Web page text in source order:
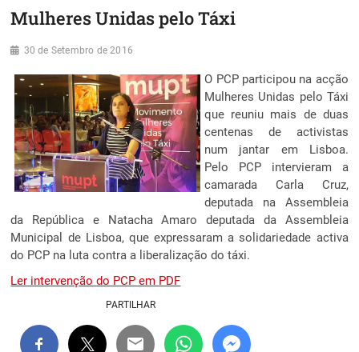
Mulheres Unidas pelo Táxi
30 de Setembro de 2016
O PCP participou na acção
Mulheres Unidas pelo Táxi
que reuniu mais de duas
centenas de activistas
num jantar em Lisboa.
Pelo PCP intervieram a
camarada Carla Cruz,
deputada na Assembleia
da República e Natacha Amaro deputada da Assembleia
Municipal de Lisboa, que expressaram a solidariedade activa
do PCP na luta contra a liberalização do táxi.
Ler intervenção do PCP em PDF
PARTILHAR